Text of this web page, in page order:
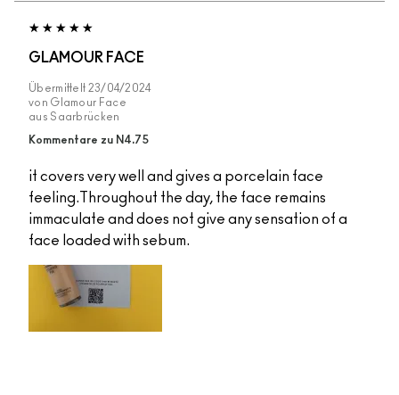
GLAMOUR FACE
Übermittelt 23/04/2024
von Glamour Face
aus Saarbrücken
Kommentare zu N4.75
it covers very well and gives a porcelain face
feeling.Throughout the day, the face remains
immaculate and does not give any sensation of a
face loaded with sebum.